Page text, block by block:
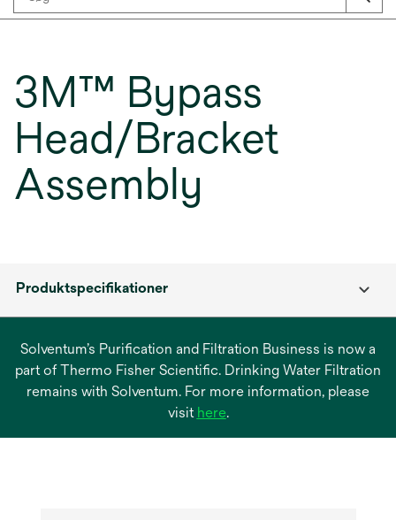
3M™ Bypass
Head/Bracket
Assembly
Produktspecifikationer
Solventum’s Purification and Filtration Business is now a
part of Thermo Fisher Scientific. Drinking Water Filtration
remains with Solventum. For more information, please
visit hereopens
.